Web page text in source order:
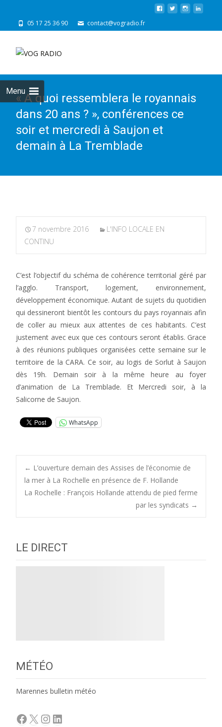
05 17 25 36 90 contact@vogradio.fr
Menu
« A quoi ressemblera le royannais
dans 20 ans ? », conférences ce
soir et mercredi à Saujon et
demain à La Tremblade
7 novembre 2016
L'INFO LOCALE EN
CONTINU
C’est l’objectif du schéma de cohérence territorial géré par
l’agglo. Transport, logement, environnement,
développement économique. Autant de sujets du quotidien
qui dessineront bientôt les contours du pays royannais afin
de coller au mieux aux attentes de ces habitants. C’est
justement avec eux que ces contours seront établis. Grace
à des réunions publiques organisées cette semaine sur le
territoire de la CARA. Ce soir, au logis de Sorlut à Saujon
dès 19h. Demain soir à la même heure au foyer
d’animation de La Tremblade. Et Mercredi soir, à la
Salicorne de Saujon.
WhatsApp
Post
navigation
← L’ouverture demain des Assises de l’économie de
la mer à La Rochelle en présence de F. Hollande
La Rochelle : François Hollande attendu de pied ferme
par les syndicats →
LE DIRECT
MÉTÉO
Marennes bulletin météo
Facebook
X Instagram
LinkedIn